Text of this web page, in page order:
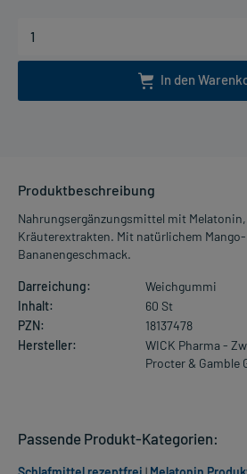
In den
Produktbeschreibung
Nahrungsergänzungsmittel mit
Kräuterextrakten. Mit natürlichem
Bananengeschmack.
Darreichung:
Weichgummi
Inhalt:
60 St
PZN:
18137478
Hersteller:
WICK Pharma -
Procter & Gamble
Passende Produkt-Kategorien: